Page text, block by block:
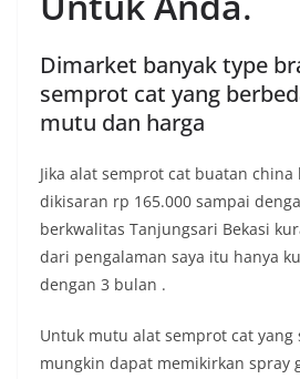
Dimarket banyak type
semprot cat yang
mutu dan harga
Jika alat semprot cat buatan china
dikisaran rp 165.000 sampai
berkwalitas Tanjungsari Bekasi
dari pengalaman saya itu hanya
dengan 3 bulan .
Untuk mutu alat semprot cat yang
mungkin dapat memikirkan spray